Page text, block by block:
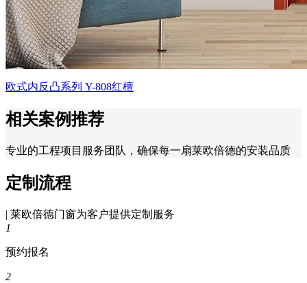
欧式内反凸系列 Y-808红檀
相关案例推荐
专业的工程项目服务团队，确保每一扇莱欧倍德的安装品质
定制流程
| 莱欧倍德门窗为客户提供定制服务
1
预约报名
2